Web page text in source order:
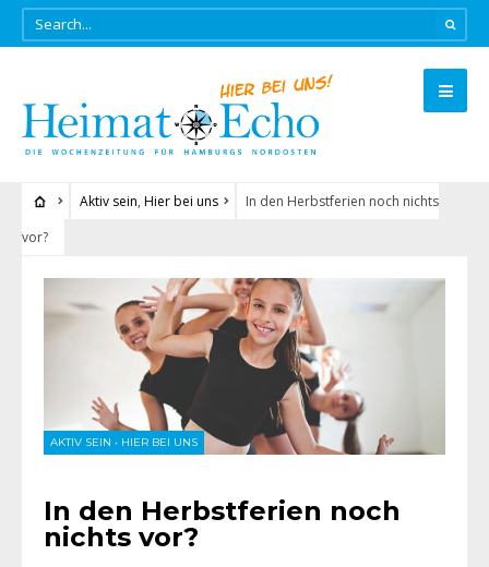
Aktiv sein, Hier bei uns
In den Herbstferien noch nichts
vor?
AKTIV SEIN • HIER BEI UNS
In den Herbstferien noch
nichts vor?